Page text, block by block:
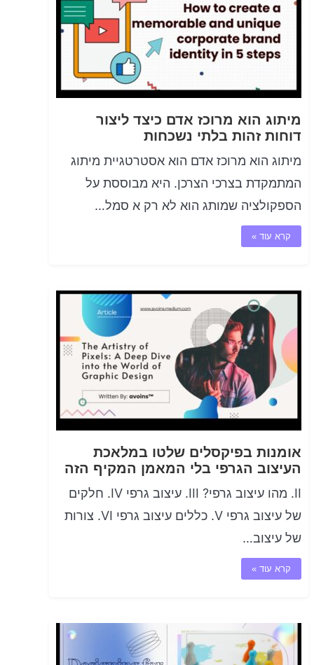
מיתוג הוא מרוכז אדם כיצד ליצור
דוחות זהות בלתי נשכחות
מיתוג הוא מרוכז אדם הוא אסטרטגיית מיתוג
המתמקדת בצרכי הצרכן. היא מבוססת על
הספקולציה שמותג הוא לא רק א סמל…
קרא עוד »
אומנות בפיקסלים שלטו במלאכת
העיצוב הגרפי בלי המאמן המקיף הזה
II. מהו עיצוב גרפי? III. עיצוב גרפי IV. חלקים
של עיצוב גרפי V. כללים עיצוב גרפי VI. צורות
של עיצוב…
קרא עוד »